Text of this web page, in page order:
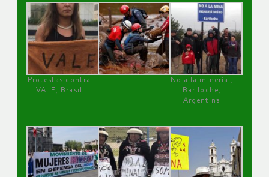
Protestas contra
VALE, Brasil
No a la minería ,
Bariloche,
Argentina